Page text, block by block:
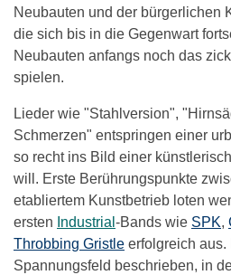
Neubauten und der bürgerlichen
die sich bis in die Gegenwart
Neubauten anfangs noch das
spielen.
Lieder wie "Stahlversion",
Schmerzen" entspringen einer
so recht ins Bild einer
will. Erste Berührungspunkte
etabliertem Kunstbetrieb loten
ersten Industrial -Bands wie SPK,
Throbbing Gristle erfolgreich aus.
Spannungsfeld beschrieben, in